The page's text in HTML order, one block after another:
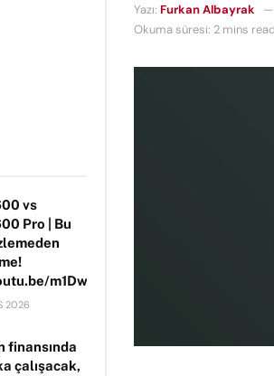
vs
Pro | Bu
m1DwhP3lPCM
2026
finansında
çalışacak,
Yazı: Furkan Albayrak
Okuma süresi: 2 mins read